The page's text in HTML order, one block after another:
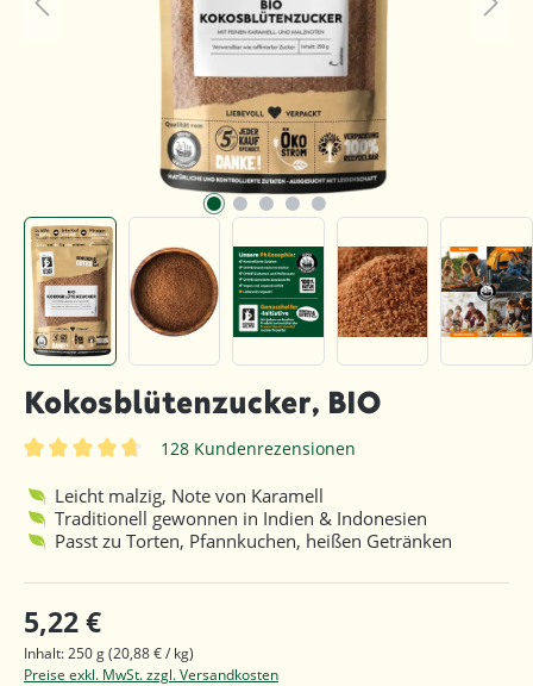
Kokosblütenzucker, BIO
128 Kundenrezensionen
Leicht malzig, Note von Karamell
Traditionell gewonnen in Indien & Indonesien
Passt zu Torten, Pfannkuchen, heißen Getränken
5,22 €
Inhalt:250 g(20,88 € / kg)
Preise exkl. MwSt. zzgl. Versandkosten